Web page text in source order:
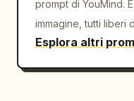
prompt di YouMind.
immagine, tutti liberi
Esplora altri